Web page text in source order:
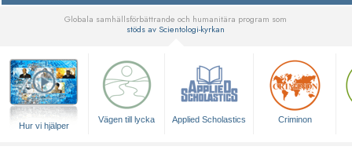
Globala samhällsförbättrande och humanitära program som
stöds av Scientologi-kyrkan
Hur vi hjälper
Vägen till lycka Applied Scholastics Criminon